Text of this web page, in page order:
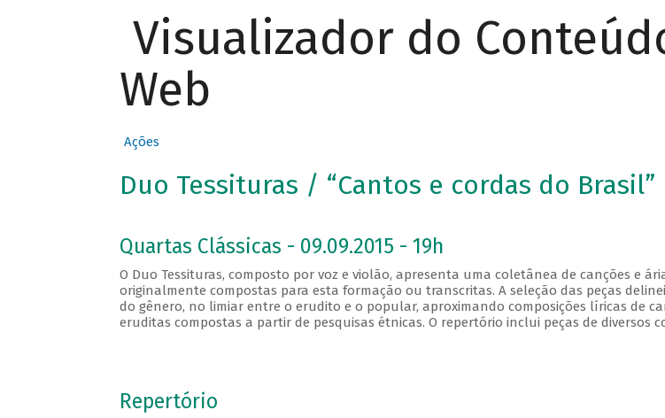
Visualizador do
Web
Ações
Duo Tessituras / “Cantos e cordas do Brasil”
Quartas Clássicas - 09.09.2015 - 19h
O Duo Tessituras, composto por voz e violão, apresenta uma coletânea de canções e
originalmente compostas para esta formação ou transcritas. A seleção das peças
do gênero, no limiar entre o erudito e o popular, aproximando composições líricas de
eruditas compostas a partir de pesquisas étnicas. O repertório inclui peças de diversos
Repertório